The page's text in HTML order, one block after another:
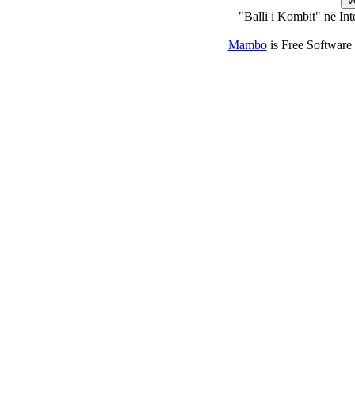
"Balli i Kombit" në
Mambois Free Software